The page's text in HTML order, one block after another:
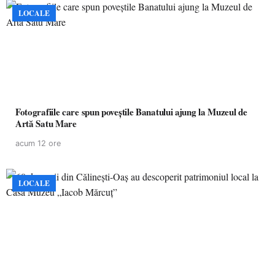
LOCALE
Fotografiile care spun poveștile Banatului ajung la Muzeul de
Artă Satu Mare
acum 12 ore
LOCALE